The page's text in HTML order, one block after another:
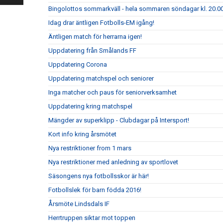
Bingolottos sommarkväll - hela sommaren söndagar kl.
Idag drar äntligen Fotbolls-EM igång!
Äntligen match för herrarna igen!
Uppdatering från Smålands FF
Uppdatering Corona
Uppdatering matchspel och seniorer
Inga matcher och paus för seniorverksamhet
Uppdatering kring matchspel
Mängder av superklipp - Clubdagar på Intersport!
Kort info kring årsmötet
Nya restriktioner from 1 mars
Nya restriktioner med anledning av sportlovet
Säsongens nya fotbollsskor är här!
Fotbollslek för barn födda 2016!
Årsmöte Lindsdals IF
Herrtruppen siktar mot toppen